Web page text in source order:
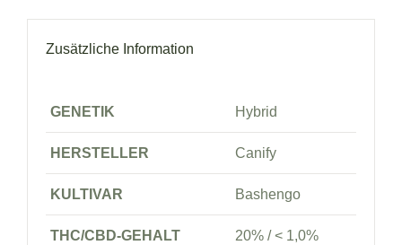
Zusätzliche Information
GENETIK Hybrid
HERSTELLER Canify
KULTIVAR Bashengo
THC/CBD-GEHALT 20% / < 1,0%